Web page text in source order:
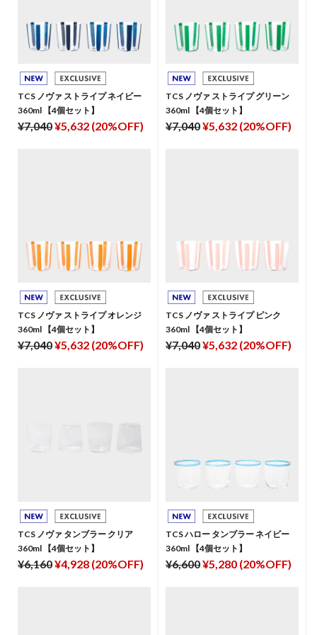
TCS ノヴァ ストライプ ネイビー
360ml 【4個セット】
¥7,040¥5,632 (20%OFF)
TCS ノヴァ ストライプ グリーン
360ml 【4個セット】
¥7,040¥5,632 (20%OFF)
TCS ノヴァ ストライプ オレンジ
360ml 【4個セット】
¥7,040¥5,632 (20%OFF)
TCS ノヴァ ストライプ ピンク
360ml 【4個セット】
¥7,040¥5,632 (20%OFF)
TCS ノヴァ タンブラー クリア
360ml 【4個セット】
¥6,160¥4,928 (20%OFF)
TCS ハロー タンブラー ネイビー
360ml 【4個セット】
¥6,600¥5,280 (20%OFF)